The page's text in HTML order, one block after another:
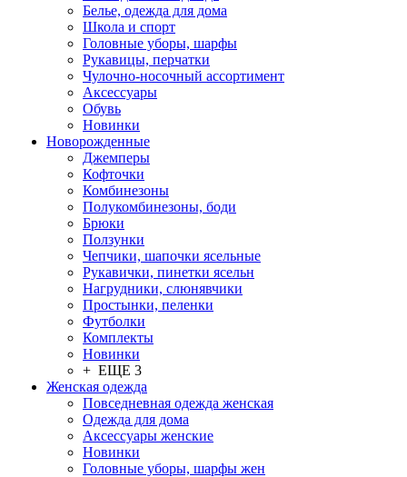
Белье, одежда для дома
Школа и спорт
Головные уборы, шарфы
Рукавицы, перчатки
Чулочно-носочный ассортимент
Аксессуары
Обувь
Новинки
Новорожденные
Джемперы
Кофточки
Комбинезоны
Полукомбинезоны, боди
Брюки
Ползунки
Чепчики, шапочки ясельные
Рукавички, пинетки ясельн
Нагрудники, слюнявчики
Простынки, пеленки
Футболки
Комплекты
Новинки
+ ЕЩЕ 3
Женская одежда
Повседневная одежда женская
Одежда для дома
Аксессуары женские
Новинки
Головные уборы, шарфы жен